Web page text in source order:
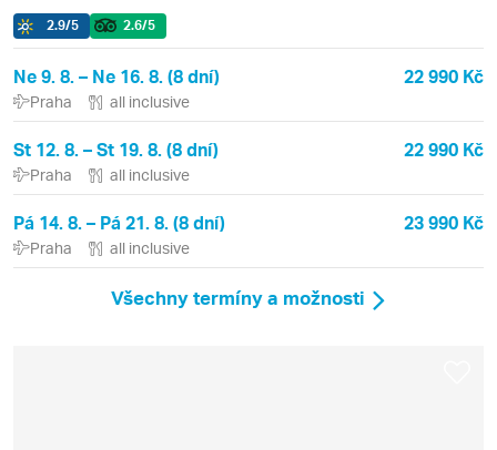
2.9/5 2.6/5
Ne 9. 8. – Ne 16. 8. (8 dní) 22 990 Kč
Praha all inclusive
St 12. 8. – St 19. 8. (8 dní) 22 990 Kč
Praha all inclusive
Pá 14. 8. – Pá 21. 8. (8 dní) 23 990 Kč
Praha all inclusive
Všechny termíny a možnosti